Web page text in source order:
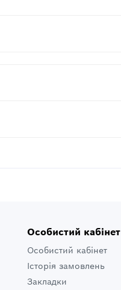
Особистий кабінет
Особистий кабінет
Історія замовлень
Закладки